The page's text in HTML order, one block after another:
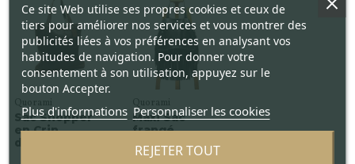
Sac Shopper
en Crin
Maxi Sac
frangé
Ce site Web utilise ses propres cookies et ceux de
tiers pour améliorer nos services et vous montrer des
publicités liées à vos préférences en analysant vos
habitudes de navigation. Pour donner votre
consentement à son utilisation, appuyez sur le
bouton Accepter.
Plus d'informations Personnaliser les cookies
REJETER TOUT